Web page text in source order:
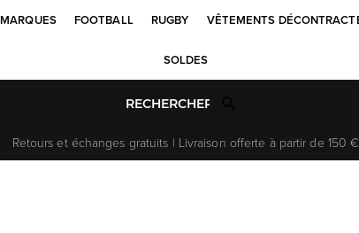
MARQUES FOOTBALL RUGBY VÊTEMENTS
SOLDES
Retours et échanges gratuits | Livraison offerte à partir de 150 €